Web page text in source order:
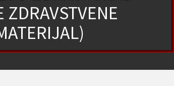
ZDRAVSTVENE